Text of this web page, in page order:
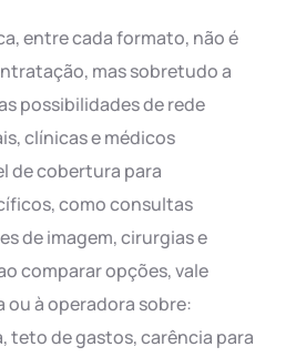
entre cada formato, não é
mas sobretudo a
possibilidades de rede
clínicas e médicos
de cobertura para
como consultas
de imagem, cirurgias e
comparar opções, vale
à operadora sobre:
teto de gastos, carência para